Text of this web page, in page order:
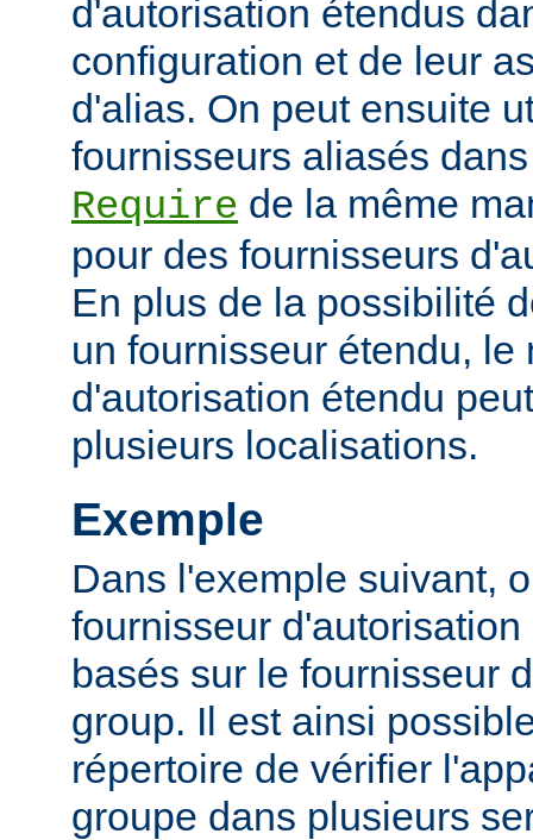
d'autorisation étendus
configuration et de leur
d'alias. On peut ensuite
fournisseurs aliasés
Require de la même
pour des fournisseurs
En plus de la possibilité
un fournisseur étendu, le
d'autorisation étendu
plusieurs localisations.
Exemple
Dans l'exemple suivant,
fournisseur
basés sur le fournisseur
group. Il est ainsi
répertoire de vérifier
groupe dans plusieurs